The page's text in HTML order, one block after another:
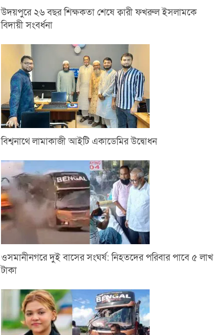
উদয়পুরে ২৬ বছর শিক্ষকতা শেষে ক্বারী ফখরুল ইসলামকে
বিদায়ী সংবর্ধনা
বিশ্বনাথে লামাকাজী আইটি একাডেমির উদ্বোধন
ওসমানীনগরে দুই বাসের সংঘর্ষ: নিহতদের পরিবার পাবে ৫ লাখ
টাকা